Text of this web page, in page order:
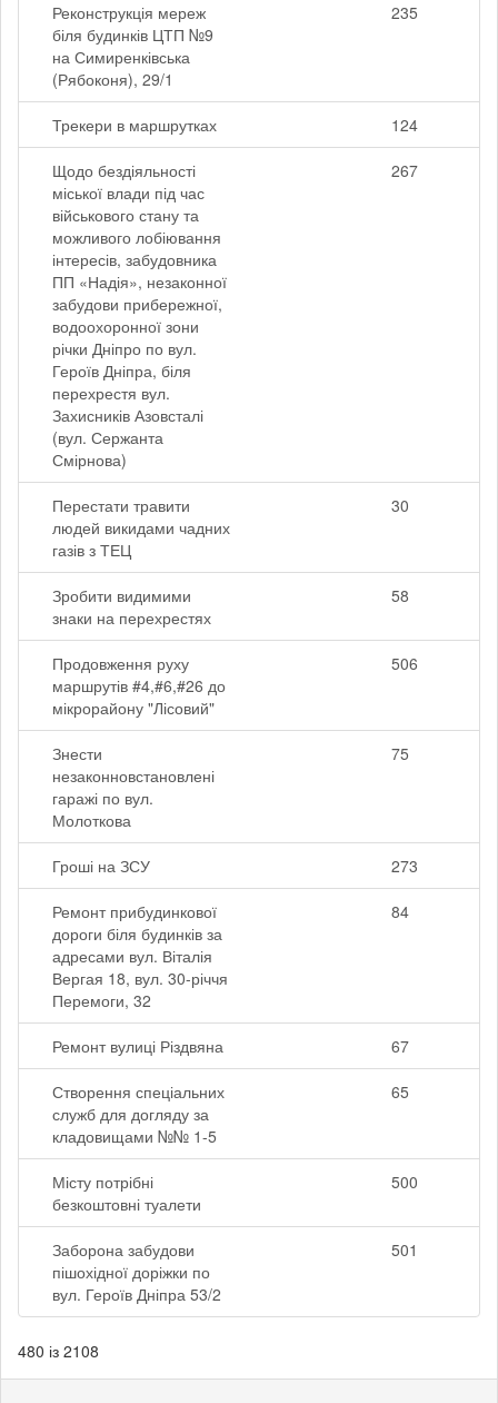
Реконструкція мереж
біля будинків ЦТП №9
на Симиренківська
(Рябоконя), 29/1
235
Трекери в маршрутках 124
Щодо бездіяльності
міської влади під час
військового стану та
можливого лобіювання
інтересів, забудовника
ПП «Надія», незаконної
забудови прибережної,
водоохоронної зони
річки Дніпро по вул.
Героїв Дніпра, біля
перехрестя вул.
Захисників Азовсталі
(вул. Сержанта
Смірнова)
267
Перестати травити
людей викидами чадних
газів з ТЕЦ
30
Зробити видимими
знаки на перехрестях
58
Продовження руху
маршрутів #4,#6,#26 до
мікрорайону "Лісовий"
506
Знести
незаконновстановлені
гаражі по вул.
Молоткова
75
Гроші на ЗСУ 273
Ремонт прибудинкової
дороги біля будинків за
адресами вул. Віталія
Вергая 18, вул. 30-річчя
Перемоги, 32
84
Ремонт вулиці Різдвяна 67
Створення спеціальних
служб для догляду за
кладовищами №№ 1-5
65
Місту потрібні
безкоштовні туалети
500
Заборона забудови
пішохідної доріжки по
вул. Героїв Дніпра 53/2
501
480 із 2108